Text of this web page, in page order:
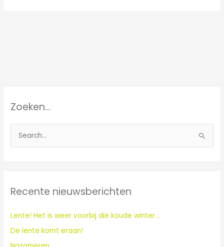
Zoeken…
n
a
r
Recente nieuwsberichten
Lente! Het is weer voorbij die koude winter…
De lente komt eraan!